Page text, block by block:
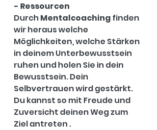
- Ressourcen
Durch Mentalcoaching finden
wir heraus welche
Möglichkeiten, welche Stärken
in deinem Unterbewusstsein
ruhen und holen Sie in dein
Bewusstsein. Dein
Selbvertrauen wird gestärkt.
Du kannst so mit Freude und
Zuversicht deinen Weg zum
Ziel antreten .